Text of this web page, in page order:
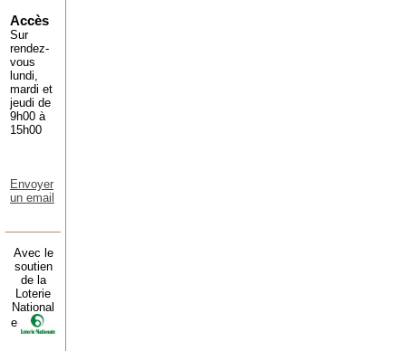
Accès
Sur
rendez-
vous
lundi,
mardi et
jeudi de
9h00 à
15h00
Envoyer
un email
Avec le
soutien
de la
Loterie
National
e